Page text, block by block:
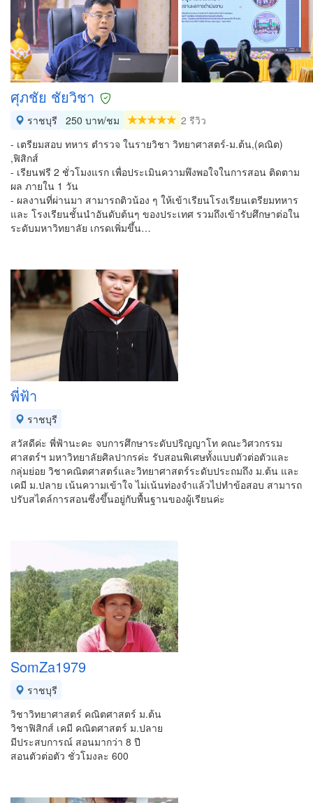
ศุภชัย ชัยวิชา
ราชบุรี 250 บาท/ชม
2 รีวิว
- เตรียมสอบ ทหาร ตำรวจ ในรายวิชา วิทยาศาสตร์-ม.ต้น,(คณิต)
,ฟิสิกส์
- เรียนฟรี 2 ชั่วโมงแรก เพื่อประเมินความพึงพอใจในการสอน ติดตาม
ผล ภายใน 1 วัน
- ผลงานที่ผ่านมา สามารถติวน้อง ๆ ให้เข้าเรียนโรงเรียนเตรียมทหาร
และ โรงเรียนชั้นนำอันดับต้นๆ ของประเทศ รวมถึงเข้ารับศึกษาต่อใน
ระดับมหาวิทยาลัย เกรดเพิ่มขึ้น…
พี่ฟ้า
ราชบุรี
สวัสดีค่ะ พี่ฟ้านะคะ​ จบการศึกษาระดับปริญญาโท คณะวิศวกรรม
ศาสตร์ฯ มหาวิทยาลัยศิลปากรค่ะ รับสอนพิเศษทั้งแบบตัวต่อตัวและ
กลุ่มย่อย วิชาคณิตศาสตร์และวิทยาศาสตร์ระดับประถมถึง ม.ต้น และ
เคมี ม.ปลาย เน้นความเข้าใจ ไม่เน้นท่องจำแล้วไปทำข้อสอบ สามารถ
ปรับสไตล์การสอนซึ่งขึ้นอยู่กับพื้นฐานของผู้เรียนค่ะ
SomZa1979
ราชบุรี
วิชาวิทยาศาสตร์ คณิตศาสตร์ ม.ต้น
วิชาฟิสิกส์ เคมี คณิตศาสตร์ ม.ปลาย
มีประสบการณ์ สอนมากว่า 8 ปี
สอนตัวต่อตัว ชั่วโมงละ 600